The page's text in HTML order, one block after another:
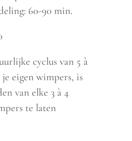
60-90 min.
cyclus van 5 à
eigen wimpers, is
van elke 3 à 4
te laten